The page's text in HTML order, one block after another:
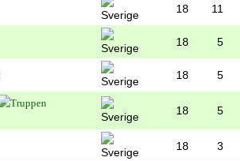
18 11
18 5
18 5
18 5
18 3